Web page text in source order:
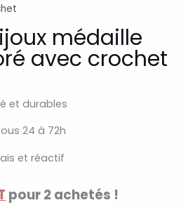
médaille
avec crochet
et durables
24 à 72h
et réactif
pour 2 achetés !